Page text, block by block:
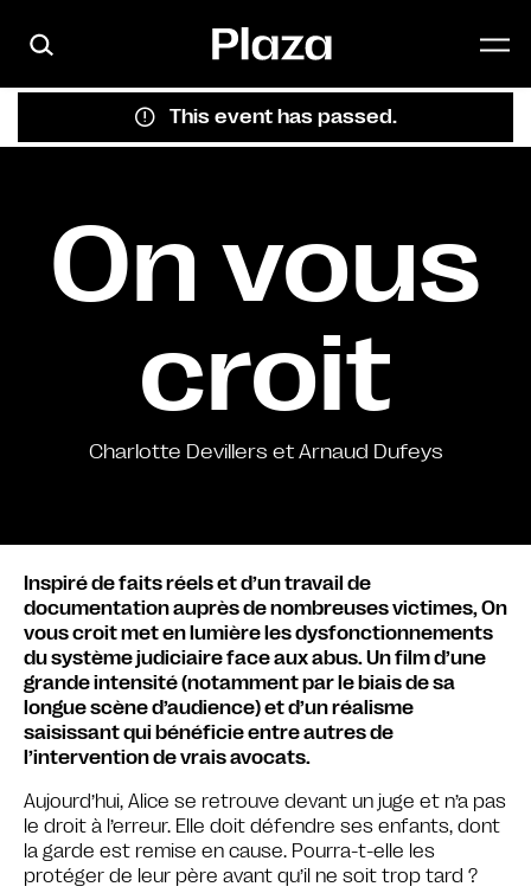
This event has passed.
On vous
croit
Charlotte Devillers et Arnaud Dufeys
Inspiré de faits réels et d’un travail de
documentation auprès de nombreuses victimes, On
vous croit met en lumière les dysfonctionnements
du système judiciaire face aux abus. Un film d’une
grande intensité (notamment par le biais de sa
longue scène d’audience) et d’un réalisme
saisissant qui bénéficie entre autres de
l’intervention de vrais avocats.
Aujourd’hui, Alice se retrouve devant un juge et n’a pas
le droit à l’erreur. Elle doit défendre ses enfants, dont
la garde est remise en cause. Pourra-t-elle les
protéger de leur père avant qu’il ne soit trop tard ?